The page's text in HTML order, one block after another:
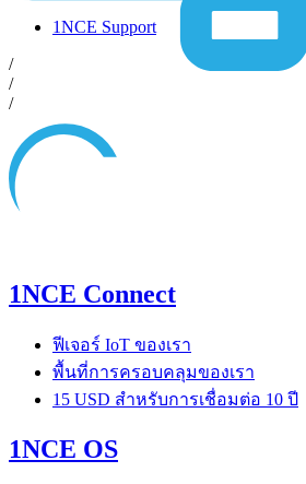
1NCE Support
/
/
/
1NCE Connect
ฟีเจอร์ IoT ของเรา
พื้นที่การครอบคลุมของเรา
15 USD สำหรับการเชื่อมต่อ 10 ปี
1NCE OS